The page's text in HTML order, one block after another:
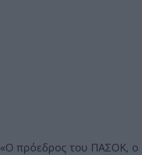
«Ο πρόεδρος του ΠΑΣΟΚ, ο